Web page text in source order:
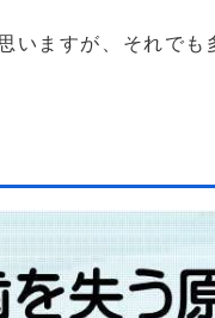
ますが、それでも